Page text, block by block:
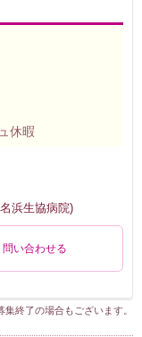
休暇
浜生協病院)
問い合わせる
終了の場合もございます。